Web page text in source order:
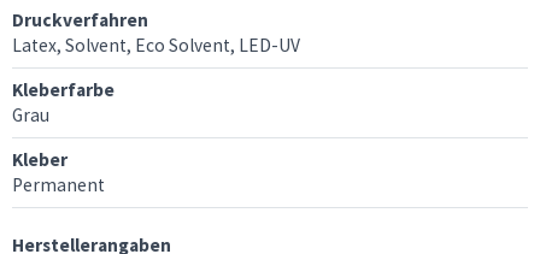
Druckverfahren
Latex, Solvent, Eco Solvent, LED-UV
Kleberfarbe
Grau
Kleber
Permanent
Herstellerangaben